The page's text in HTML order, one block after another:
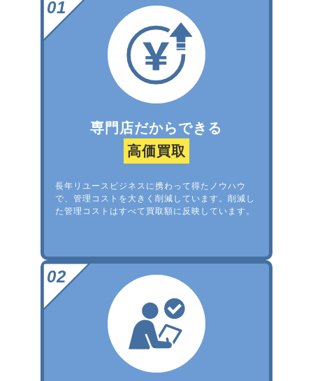
専門店だからできる
高価買取
長年リユースビジネスに携わって得たノウハウ
で、管理コストを大きく削減しています。削減し
た管理コストはすべて買取額に反映しています。